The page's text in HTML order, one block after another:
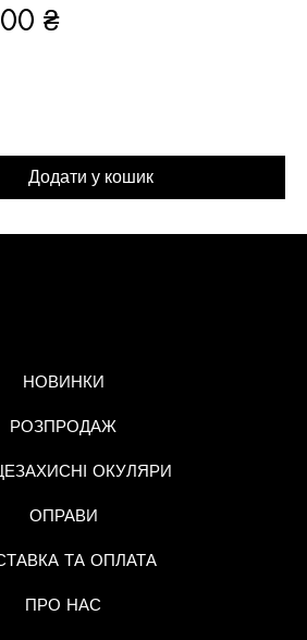
₴Ціна
Додати у кошик
НОВИНКИ
РОЗПРОДАЖ
ОКУЛЯРИ
ОПРАВИ
ТА ОПЛАТА
ПРО НАС